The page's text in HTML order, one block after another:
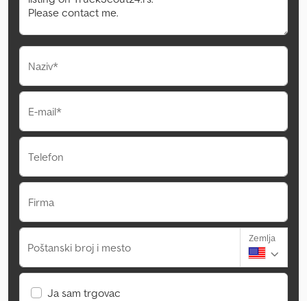
Naziv*
E-mail*
Telefon
Firma
Poštanski broj i mesto
Zemlja
Ja sam trgovac